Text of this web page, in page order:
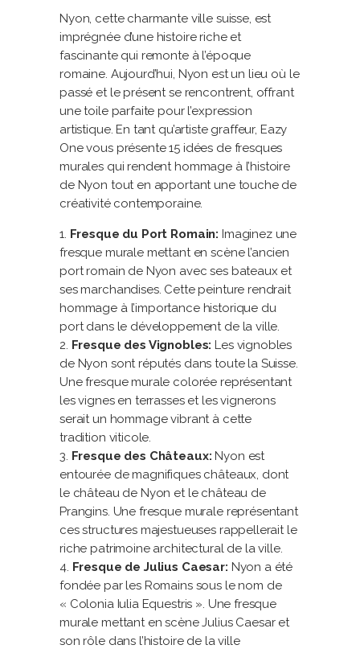
Nyon, cette charmante ville suisse, est
imprégnée d’une histoire riche et
fascinante qui remonte à l’époque
romaine. Aujourd’hui, Nyon est un lieu où le
passé et le présent se rencontrent, offrant
une toile parfaite pour l’expression
artistique. En tant qu’artiste graffeur, Eazy
One vous présente 15 idées de fresques
murales qui rendent hommage à l’histoire
de Nyon tout en apportant une touche de
créativité contemporaine.
Fresque du Port Romain: Imaginez une
fresque murale mettant en scène l’ancien
port romain de Nyon avec ses bateaux et
ses marchandises. Cette peinture rendrait
hommage à l’importance historique du
port dans le développement de la ville.
Fresque des Vignobles: Les vignobles
de Nyon sont réputés dans toute la Suisse.
Une fresque murale colorée représentant
les vignes en terrasses et les vignerons
serait un hommage vibrant à cette
tradition viticole.
Fresque des Châteaux: Nyon est
entourée de magnifiques châteaux, dont
le château de Nyon et le château de
Prangins. Une fresque murale représentant
ces structures majestueuses rappellerait le
riche patrimoine architectural de la ville.
Fresque de Julius Caesar: Nyon a été
fondée par les Romains sous le nom de
« Colonia Iulia Equestris ». Une fresque
murale mettant en scène Julius Caesar et
son rôle dans l’histoire de la ville